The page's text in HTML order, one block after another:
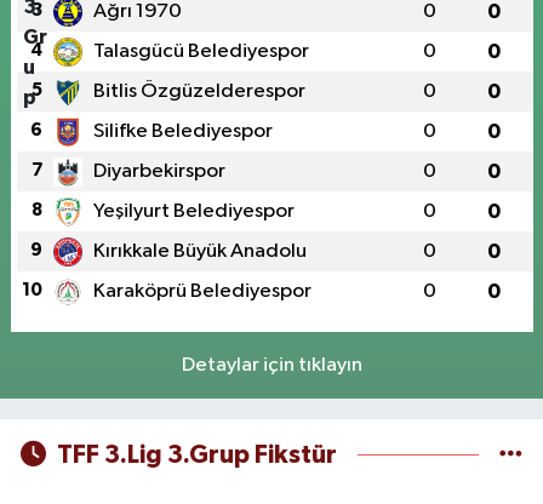
3 Ağrı 1970 0 0
4 Talasgücü Belediyespor 0 0
5 Bitlis Özgüzelderespor 0 0
6 Silifke Belediyespor 0 0
7 Diyarbekirspor 0 0
8 Yeşilyurt Belediyespor 0 0
9 Kırıkkale Büyük Anadolu 0 0
10 Karaköprü Belediyespor 0 0
Detaylar için tıklayın
TFF 3.Lig 3.Grup Fikstür